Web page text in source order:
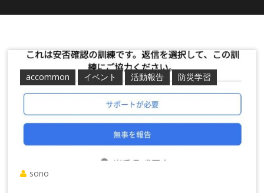
accommon イベント 活動報告 防災学習
sono